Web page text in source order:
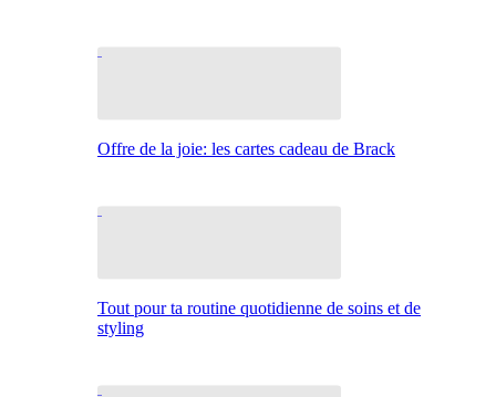
Offre de la joie: les cartes cadeau de Brack
Tout pour ta routine quotidienne de soins et de
styling